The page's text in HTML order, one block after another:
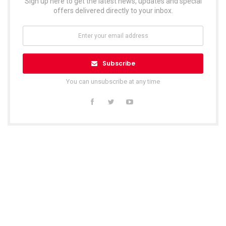
offers delivered directly to your inbox.
Subscribe
You can unsubscribe at any time